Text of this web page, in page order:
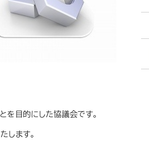
目的にした協議会です。
します。